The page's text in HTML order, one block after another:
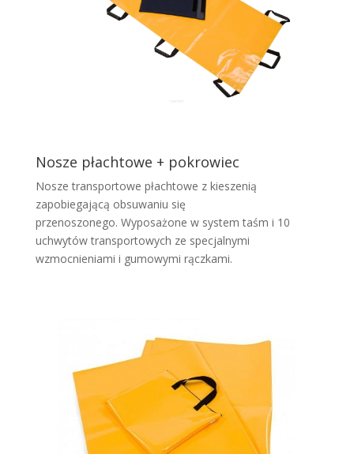
Nosze płachtowe + pokrowiec
Nosze transportowe płachtowe z kieszenią
zapobiegającą obsuwaniu się
przenoszonego. Wyposażone w system taśm i 10
uchwytów transportowych ze specjalnymi
wzmocnieniami i gumowymi rączkami.